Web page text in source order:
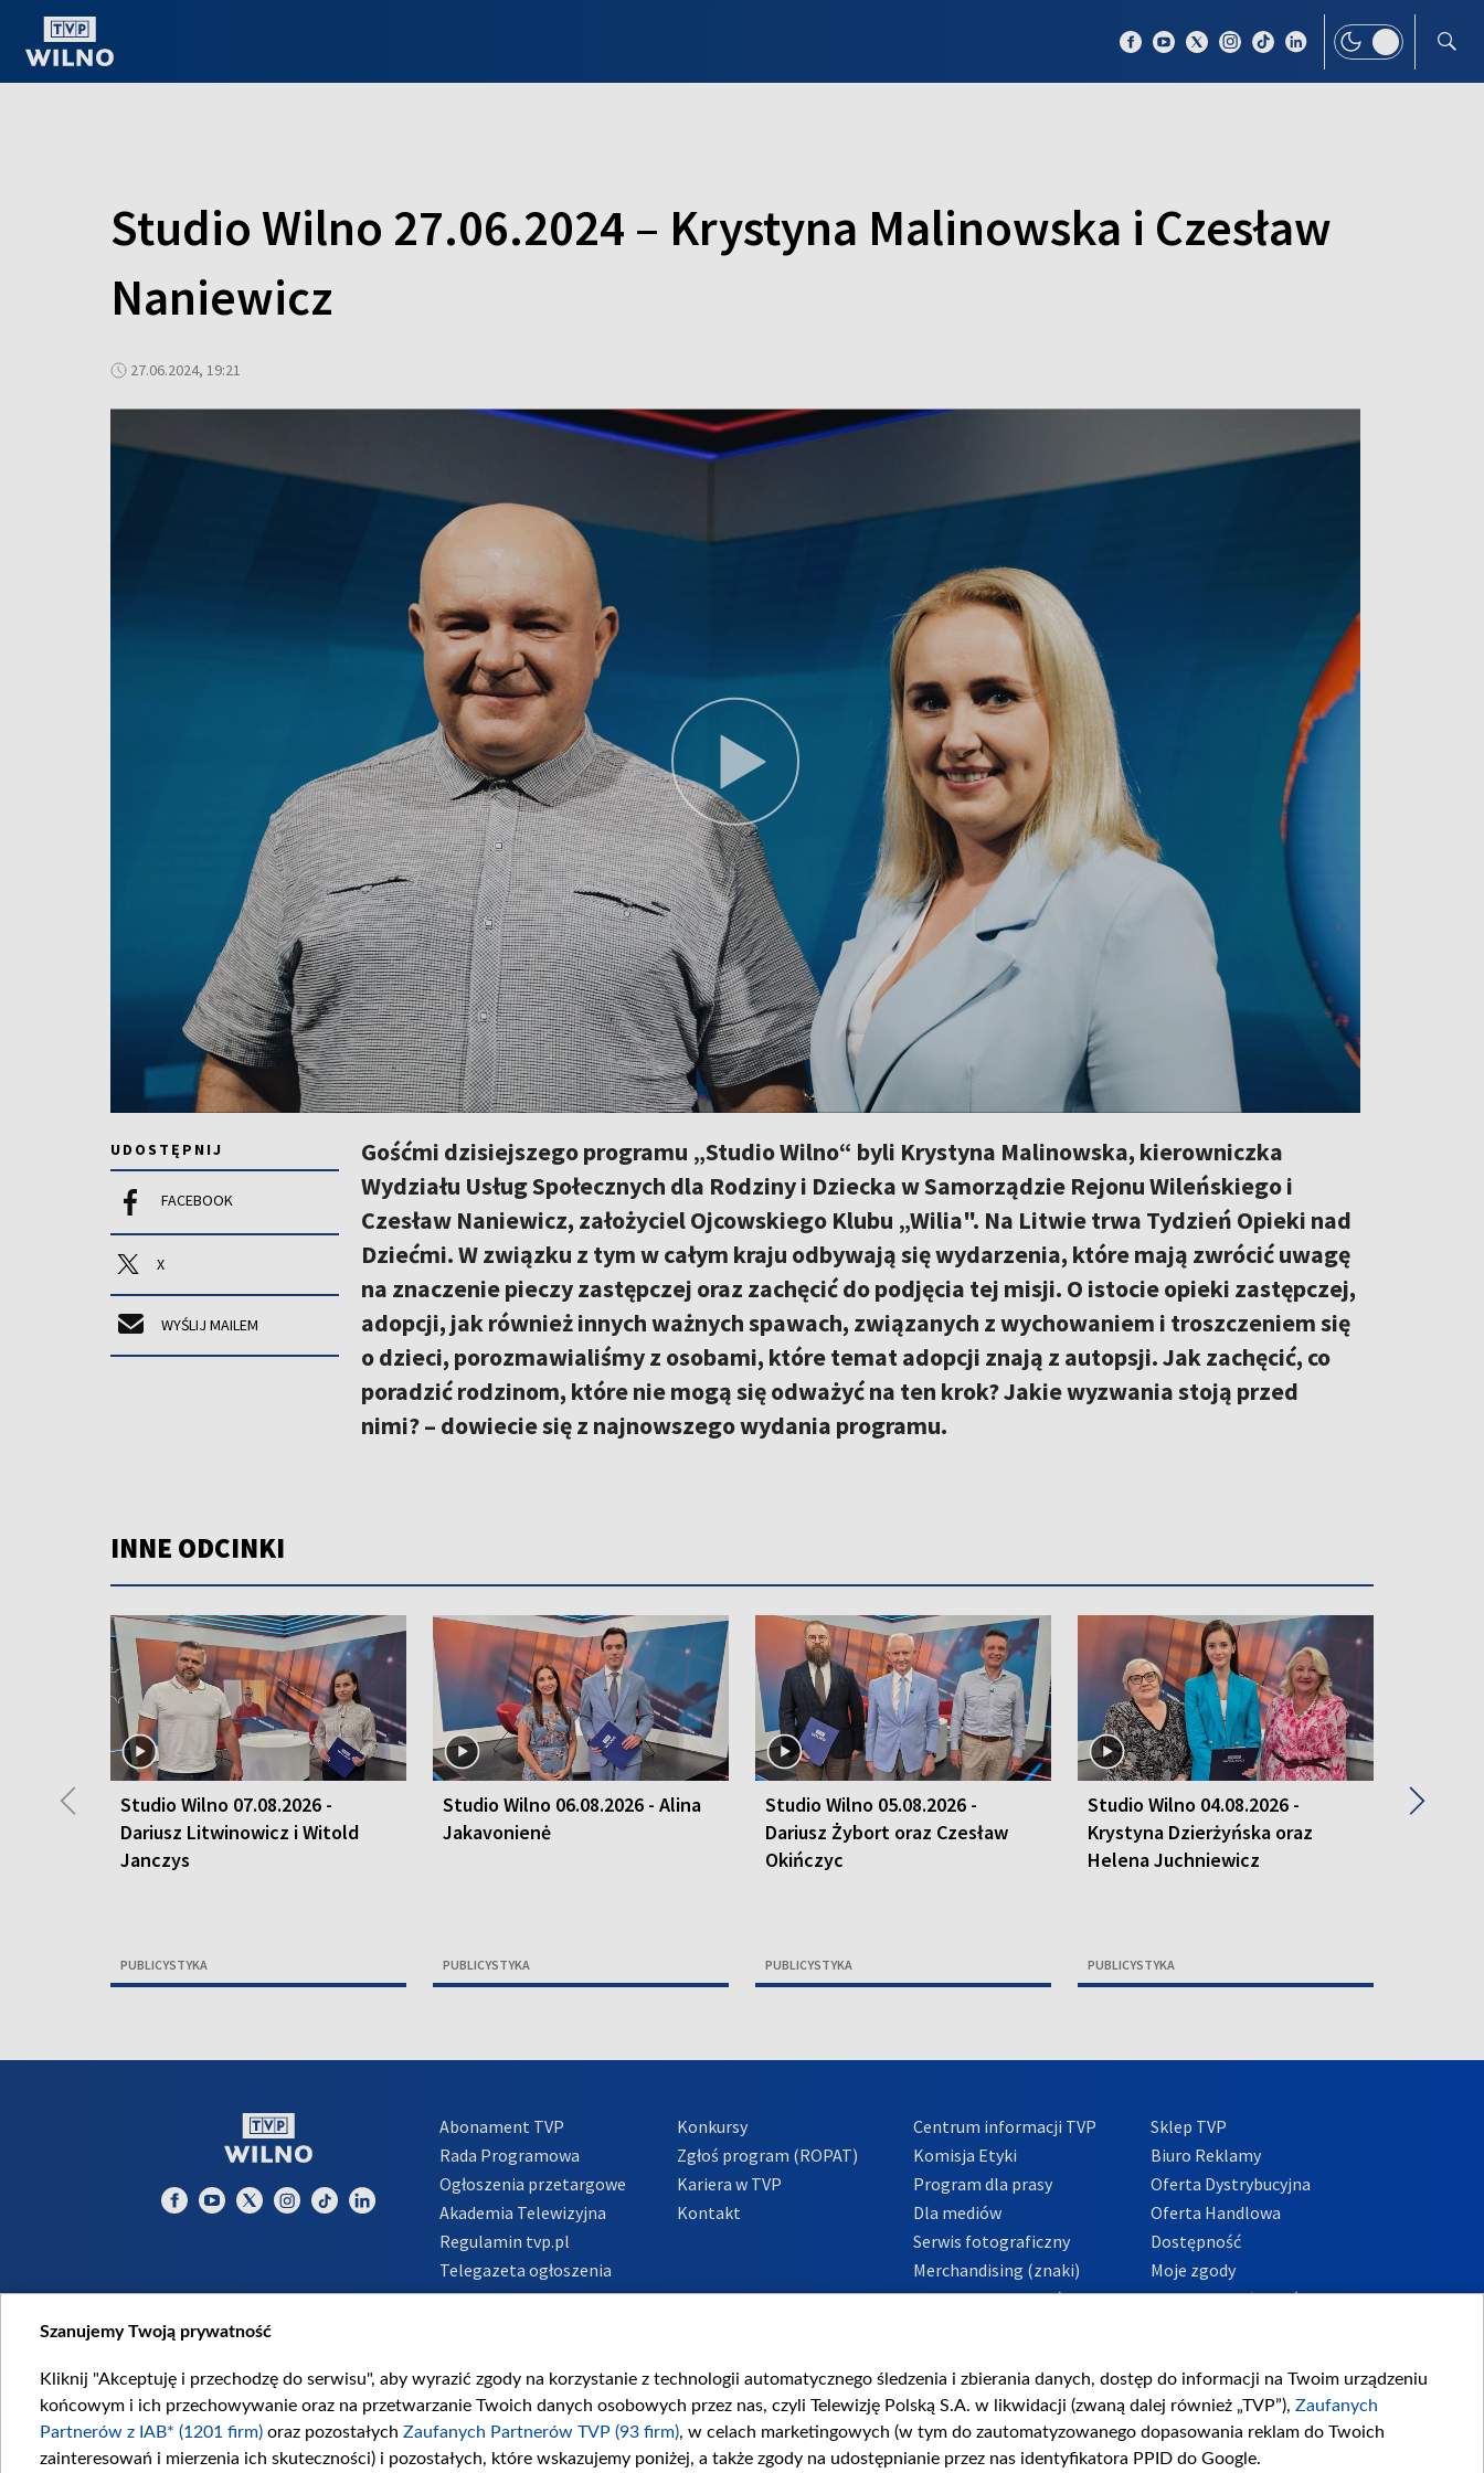
Studio Wilno 27.06.2024 – Krystyna Malinowska i Czesław
Naniewicz
27.06.2024, 19:21
UDOSTĘPNIJ
FACEBOOK
X
WYŚLIJ MAILEM
Gośćmi dzisiejszego programu „Studio Wilno“ byli Krystyna Malinowska, kierowniczka
Wydziału Usług Społecznych dla Rodziny i Dziecka w Samorządzie Rejonu Wileńskiego i
Czesław Naniewicz, założyciel Ojcowskiego Klubu „Wilia". Na Litwie trwa Tydzień Opieki nad
Dziećmi. W związku z tym w całym kraju odbywają się wydarzenia, które mają zwrócić uwagę
na znaczenie pieczy zastępczej oraz zachęcić do podjęcia tej misji. O istocie opieki zastępczej,
adopcji, jak również innych ważnych spawach, związanych z wychowaniem i troszczeniem się
o dzieci, porozmawialiśmy z osobami, które temat adopcji znają z autopsji. Jak zachęcić, co
poradzić rodzinom, które nie mogą się odważyć na ten krok? Jakie wyzwania stoją przed
nimi? – dowiecie się z najnowszego wydania programu.
INNE ODCINKI
Studio Wilno 07.08.2026 -
Dariusz Litwinowicz i Witold
Janczys
PUBLICYSTYKA
Studio Wilno 06.08.2026 - Alina
Jakavonienė
PUBLICYSTYKA
Studio Wilno 05.08.2026 -
Dariusz Żybort oraz Czesław
Okińczyc
PUBLICYSTYKA
Studio Wilno 04.08.2026 -
Krystyna Dzierżyńska oraz
Helena Juchniewicz
PUBLICYSTYKA
Studio
◀ ▶
Abonament TVP
Rada Programowa
Ogłoszenia przetargowe
Akademia Telewizyjna
Regulamin tvp.pl
Telegazeta ogłoszenia
Informacje o nadawcy
Konkursy
Zgłoś program (ROPAT)
Kariera w TVP
Kontakt
Centrum informacji TVP
Komisja Etyki
Program dla prasy
Dla mediów
Serwis fotograficzny
Merchandising (znaki)
Polityka Prywatności
Sklep TVP
Biuro Reklamy
Oferta Dystrybucyjna
Oferta Handlowa
Dostępność
Moje zgody
Procedura zgłoszeń
Szanujemy Twoją prywatność
Kliknij "Akceptuję i przechodzę do serwisu", aby wyrazić zgody na korzystanie z technologii automatycznego śledzenia i zbierania danych, dostęp do informacji na Twoim urządzeniu
końcowym i ich przechowywanie oraz na przetwarzanie Twoich danych osobowych przez nas, czyli Telewizję Polską S.A. w likwidacji (zwaną dalej również „TVP”), Zaufanych
Partnerów z IAB* (1201 firm) oraz pozostałych Zaufanych Partnerów TVP (93 firm), w celach marketingowych (w tym do zautomatyzowanego dopasowania reklam do Twoich
zainteresowań i mierzenia ich skuteczności) i pozostałych, które wskazujemy poniżej, a także zgody na udostępnianie przez nas identyfikatora PPID do Google.